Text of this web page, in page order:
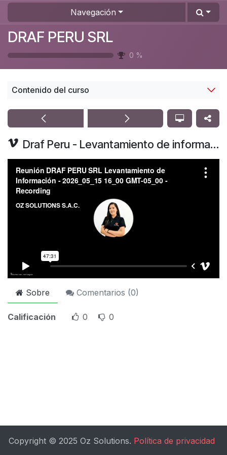
Ir al contenido
Navegación
DRAF PERU SRL
0 %
Contenido del curso
Draf Peru - Levantamiento de información general 13-05-2026
Sobre Comentarios (0)
Calificación 0 0
Copyright © 2025 Oz Solutions. Política de privacidad